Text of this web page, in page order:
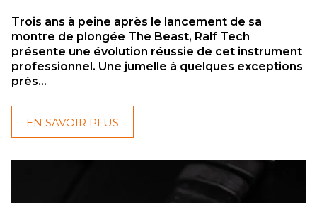
Trois ans à peine après le lancement de sa
montre de plongée The Beast, Ralf Tech
présente une évolution réussie de cet instrument
professionnel. Une jumelle à quelques exceptions
près...
EN SAVOIR PLUS